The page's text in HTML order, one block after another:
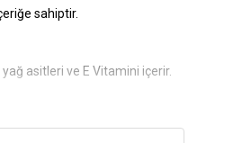
sahiptir.
asitleri ve E Vitamini içerir.
içeriği sayesinde kasların